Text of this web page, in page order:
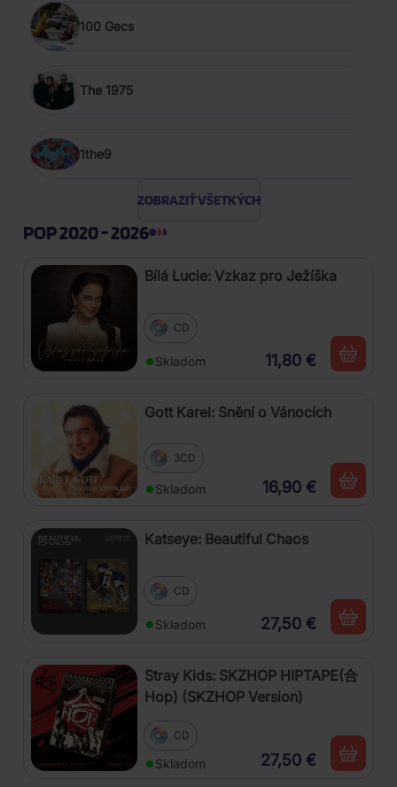
100 Gecs
The 1975
1the9
ZOBRAZIŤ VŠETKÝCH
POP 2020 - 2026
Bílá Lucie: Vzkaz pro Ježíška
CD
Skladom 11,80 €
Gott Karel: Snění o Vánocích
3CD
Skladom 16,90 €
Katseye: Beautiful Chaos
CD
Skladom 27,50 €
Stray Kids: SKZHOP HIPTAPE(合
Hop) (SKZHOP Version)
CD
Skladom 27,50 €